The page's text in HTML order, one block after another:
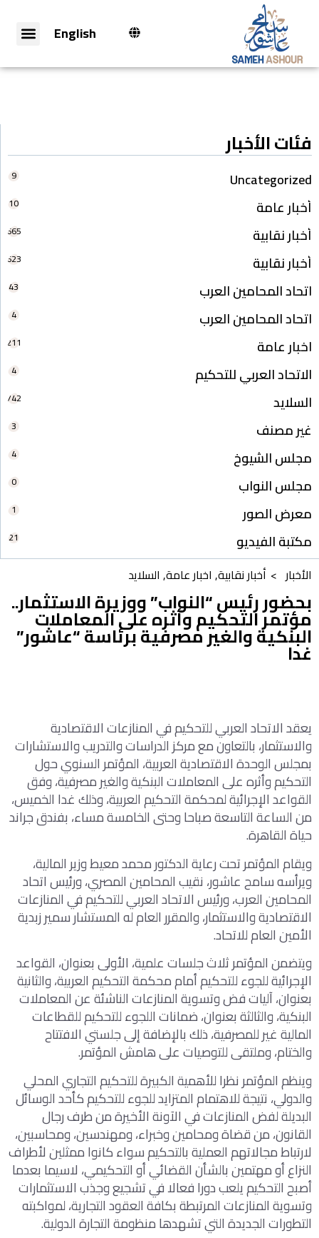
English
فئات الأخبار
Uncategorized
9
أخبار عامة 10
أخبار نقابية 665
أخبار نقابية 623
اتحاد المحامين العرب 43
اتحاد المحامين العرب 4
اخبار عامة 211
الاتحاد العربي للتحكيم 4
السلايد 742
غير مصنف 3
مجلس الشيوخ 4
مجلس النواب 0
معرض الصور 1
مكتبة الفيديو 21
الأخبار > أخبار نقابية, اخبار عامة, السلايد
بحضور رئيس “النواب” ووزيرة الاستثمار..
مؤتمر التحكيم وأثره على المعاملات
البنكية والغير مصرفية برئاسة “عاشور”
غدا
يعقد الاتحاد العربي للتحكيم في المنازعات الاقتصادية
والاستثمار، بالتعاون مع مركز الدراسات والتدريب والاستشارات
بمجلس الوحدة الاقتصادية العربية، المؤتمر السنوي حول
التحكيم وأثره على المعاملات البنكية والغير مصرفية، وفق
القواعد الإجرائية لمحكمة التحكيم العربية، وذلك غدا الخميس،
من الساعة التاسعة صباحا وحتى الخامسة مساء، بفندق جراند
حياة القاهرة.
ويقام المؤتمر تحت رعاية الدكتور محمد معيط وزير المالية،
ويرأسه سامح عاشور، نقيب المحامين المصري، ورئيس اتحاد
المحامين العرب، ورئيس الاتحاد العربي للتحكيم في المنازعات
الاقتصادية والاستثمار، والمقرر العام له المستشار سمير زبدية
الأمين العام للاتحاد.
ويتضمن المؤتمر ثلاث جلسات علمية، الأولى بعنوان، القواعد
الإجرائية للجوء للتحكيم أمام محكمة التحكيم العربية، والثانية
بعنوان، آليات فض وتسوية المنازعات الناشئة عن المعاملات
البنكية، والثالثة بعنوان، ضمانات اللجوء للتحكيم للقطاعات
المالية غير للمصرفية، ذلك بالإضافة إلى جلستي الافتتاح
والختام، وملتقى للتوصيات على هامش المؤتمر.
وينظم المؤتمر نظرا للأهمية الكبيرة للتحكيم التجاري المحلي
والدولي، نتيجة للاهتمام المتزايد للجوء للتحكيم كأحد الوسائل
البديلة لفض المنازعات في الآونة الأخيرة من طرف رجال
القانون، من قضاة ومحامين وخبراء، ومهندسين، ومحاسبين،
لارتباط مجالاتهم العملية بالتحكيم سواء كانوا ممثلين لأطراف
النزاع أو مهتمين بالشأن القضائي أو التحكيمي، لاسيما بعدما
أصبح التحكيم يلعب دورا فعالا في تشجيع وجذب الاستثمارات
وتسوية المنازعات المرتبطة بكافة العقود التجارية، لمواكبته
التطورات الجديدة التي تشهدها منظومة التجارة الدولية.